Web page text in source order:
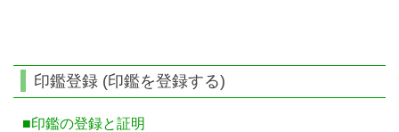
印鑑登録 (印鑑を登録する)
■印鑑の登録と証明